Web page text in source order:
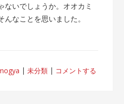
ないでしょうか。オオカミ
なことを思いました。
未分類 コメントする